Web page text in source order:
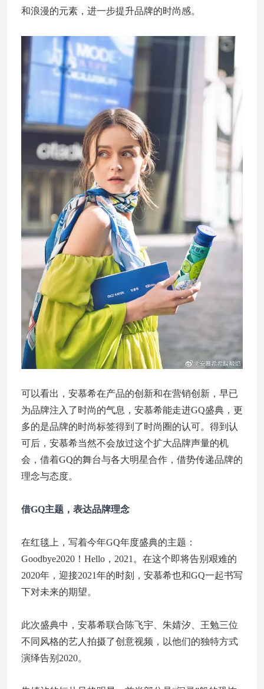
和浪漫的元素，进一步提升品牌的时尚感。
可以看出，安慕希在产品的创新和在营销创新，早已
为品牌注入了时尚的气息，安慕希能走进GQ盛典，更
多的是品牌的时尚标签得到了时尚圈的认可。得到认
可后，安慕希当然不会放过这个扩大品牌声量的机
会，借着GQ的舞台与各大明星合作，借势传递品牌的
理念与态度。
借GQ主题，表达品牌理念
在红毯上，写着今年GQ年度盛典的主题：
Goodbye2020！Hello，2021。在这个即将告别艰难的
2020年，迎接2021年的时刻，安慕希也和GQ一起书写
下对未来的期望。
此次盛典中，安慕希联合陈飞宇、朱婧汐、王勉三位
不同风格的艺人拍摄了创意视频，以他们的独特方式
演绎告别2020。